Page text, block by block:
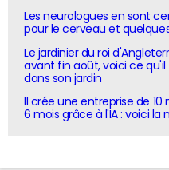
Les neurologues en sont
pour le cerveau et
Le jardinier du roi
avant fin août, voici ce
dans son jardin
Il crée une entreprise de
6 mois grâce à l'IA : voici la